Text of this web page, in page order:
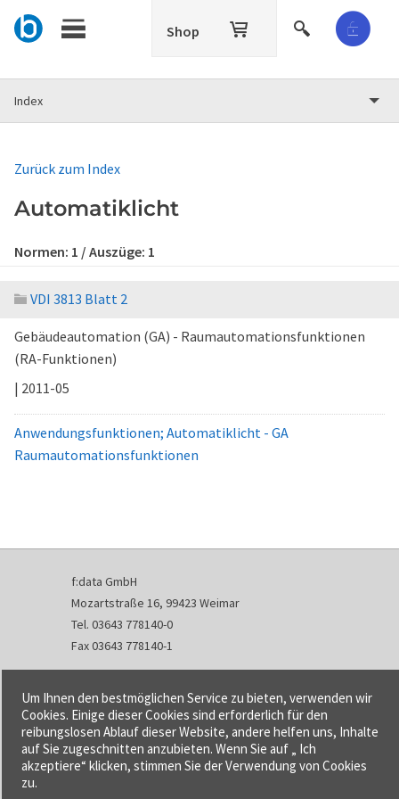
Shop
Index
Zurück zum Index
Automatiklicht
Normen: 1 / Auszüge: 1
VDI 3813 Blatt 2
Gebäudeautomation (GA) - Raumautomationsfunktionen
(RA-Funktionen)
| 2011-05
Anwendungsfunktionen; Automatiklicht - GA
Raumautomationsfunktionen
f:data GmbH
Mozartstraße 16, 99423 Weimar
Tel. 03643 778140-0
Fax 03643 778140-1
info@fdata.de
Kontakt
Impressum
Datenschutzerklärung
Urheberrecht und Haftung
Um Ihnen den bestmöglichen Service zu bieten, verwenden wir
Cookies. Einige dieser Cookies sind erforderlich für den
reibungslosen Ablauf dieser Website, andere helfen uns, Inhalte
auf Sie zugeschnitten anzubieten. Wenn Sie auf „ Ich
akzeptiere“ klicken, stimmen Sie der Verwendung von Cookies
zu.